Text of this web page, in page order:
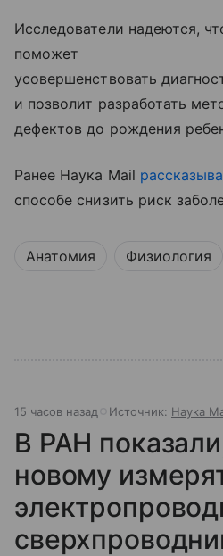
Исследователи надеются,
поможет
усовершенствовать
и позволит разработать
дефектов до рождения
Ранее Наука Mail
способе снизить риск
Анатомия Физиология
15 часов назад Источник: Наука
В РАН
новому